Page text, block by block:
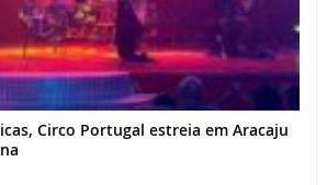
Circo Portugal estreia em Aracaju